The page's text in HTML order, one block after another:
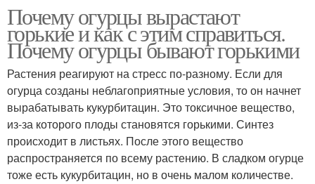
Почему огурцы вырастают
горькие и как с этим справиться.
Почему огурцы бывают горькими
Растения реагируют на стресс по-разному. Если для
огурца созданы неблагоприятные условия, то он начнет
вырабатывать кукурбитацин. Это токсичное вещество,
из-за которого плоды становятся горькими. Синтез
происходит в листьях. После этого вещество
распространяется по всему растению. В сладком огурце
тоже есть кукурбитацин, но в очень малом количестве.